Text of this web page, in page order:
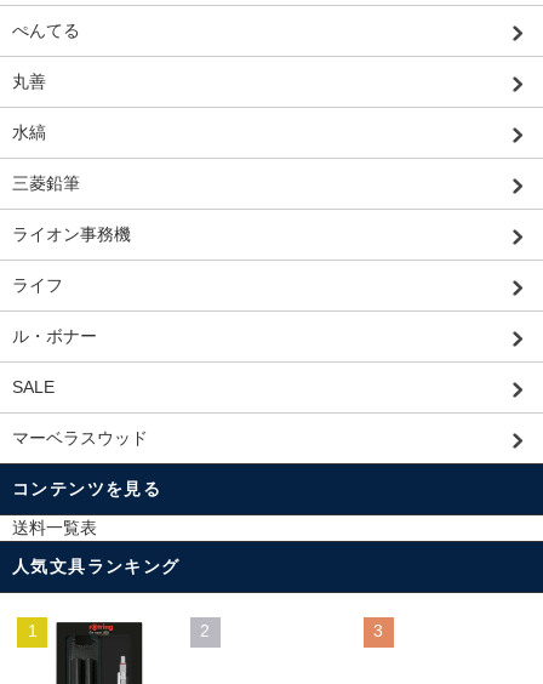
ぺんてる
丸善
水縞
三菱鉛筆
ライオン事務機
ライフ
ル・ボナー
SALE
マーベラスウッド
コンテンツを見る
送料一覧表
人気文具ランキング
1 2 3